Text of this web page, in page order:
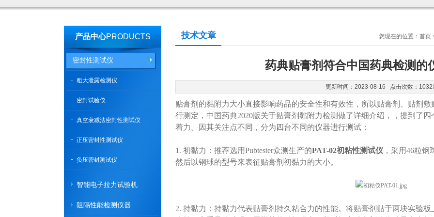
产品中心PRODUCTS
密封性测试仪
粗大泄露检测仪
密封试验仪
真空衰减法密封性测试仪
正压密封性测试仪
负压密封测试仪
智能电子拉力试验机
阻隔性能检测仪器
技术文章 您现在的位置： 首页
药典贴膏剂符合中国药典检测的
更新时间：2023-08-16 点击次数：1032
贴膏剂的黏附力大小直接影响药品的安全性和有效性，所以贴膏剂、贴剂
行测定，中国药典2020版关于贴膏剂黏附力检测做了详细介绍，，提到了
着力。因其关注点不同，分为四台不同的仪器进行测试：
1. 初黏力：推荐选用Pubtester众测生产的PAT-02初粘性测试仪 ，采用46粒
然后以钢球的型号来表征贴膏剂初黏力的大小。
2. 持黏力：持黏力代表贴膏剂持久粘合力的性能。将贴膏剂贴于两块实验